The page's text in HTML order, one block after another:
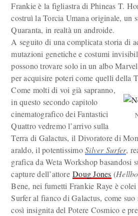
Frankie è la figliastra di Phineas T.
costruì la Torcia Umana originale, un
Quaranta, in realtà un androide.
A seguito di una complicata storia di
mutazioni genetiche e costumi
possono trovare solo in un albo
per acquisire poteri come quelli della
Come molti di voi già sapranno,
in questo secondo capitolo
cinematografico dei Fantastici
Quattro vedremo l’arrivo sulla
Terra di Galactus, il Divoratore di
araldo, il potentissimoSilver Surfer,
grafica da Weta Workshop basandosi
capture dell’attoreDoug Jones (
Bene, nei fumetti Frankie Raye è
Surfer al fianco di Galactus, come
così insignita del Potere Cosmico e